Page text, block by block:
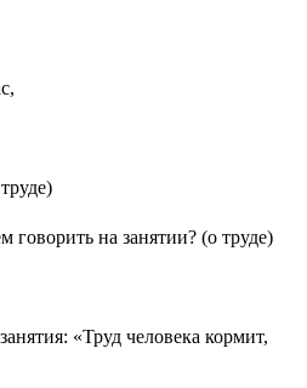
говорить на занятии? (о труде)
«Труд человека кормит,